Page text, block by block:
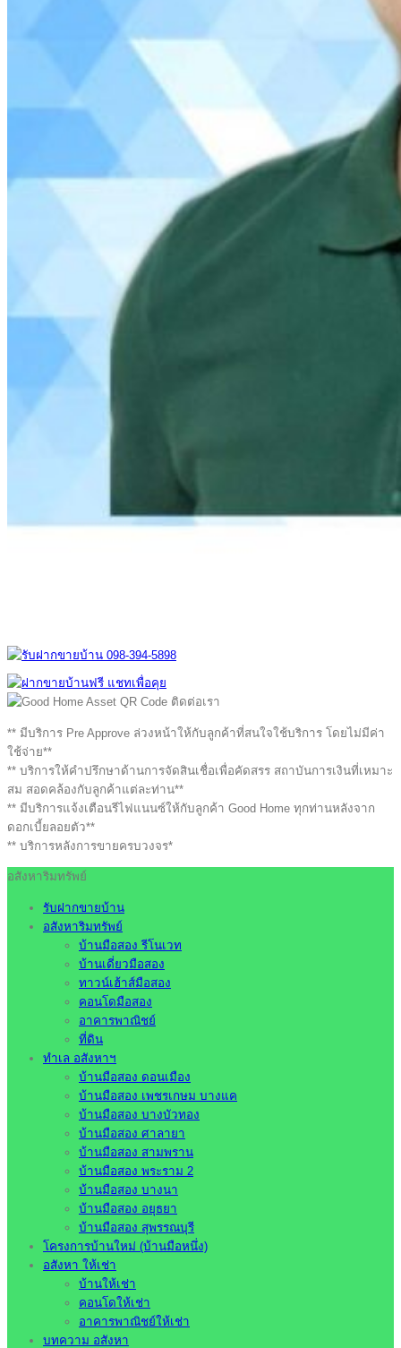
** มีบริการ Pre Approve ล่วงหน้าให้กับลูกค้าที่สนใจใช้บริการ โดยไม่มีค่า
ใช้จ่าย**
** บริการให้คำปรึกษาด้านการจัดสินเชื่อเพื่อคัดสรร สถาบันการเงินที่เหมาะ
สม สอดคล้องกับลูกค้าแต่ละท่าน**
** มีบริการแจ้งเตือนรีไฟแนนซ์ให้กับลูกค้า Good Home ทุกท่านหลังจาก
ดอกเบี้ยลอยตัว**
** บริการหลังการขายครบวงจร*
อสังหาริมทรัพย์
รับฝากขายบ้าน
อสังหาริมทรัพย์
บ้านมือสอง รีโนเวท
บ้านเดี่ยวมือสอง
ทาวน์เฮ้าส์มือสอง
คอนโดมือสอง
อาคารพาณิชย์
ที่ดิน
ทำเล อสังหาฯ
บ้านมือสอง ดอนเมือง
บ้านมือสอง เพชรเกษม บางแค
บ้านมือสอง บางบัวทอง
บ้านมือสอง ศาลายา
บ้านมือสอง สามพราน
บ้านมือสอง พระราม 2
บ้านมือสอง บางนา
บ้านมือสอง อยุธยา
บ้านมือสอง สุพรรณบุรี
โครงการบ้านใหม่ (บ้านมือหนึ่ง)
อสังหา ให้เช่า
บ้านให้เช่า
คอนโดให้เช่า
อาคารพาณิชย์ให้เช่า
บทความ อสังหา